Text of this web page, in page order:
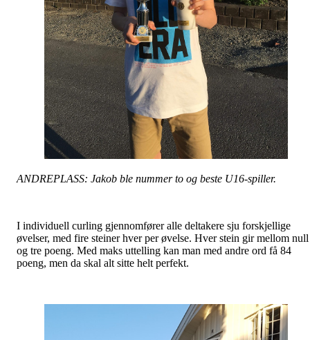
ANDREPLASS: Jakob ble nummer to og beste U16-spiller.
I individuell curling gjennomfører alle deltakere sju forskjellige
øvelser, med fire steiner hver per øvelse. Hver stein gir mellom null
og tre poeng. Med maks uttelling kan man med andre ord få 84
poeng, men da skal alt sitte helt perfekt.